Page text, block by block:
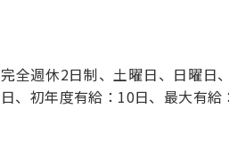
完全週休2日制、土曜日、日曜日
日、初年度有給：10日、最大有